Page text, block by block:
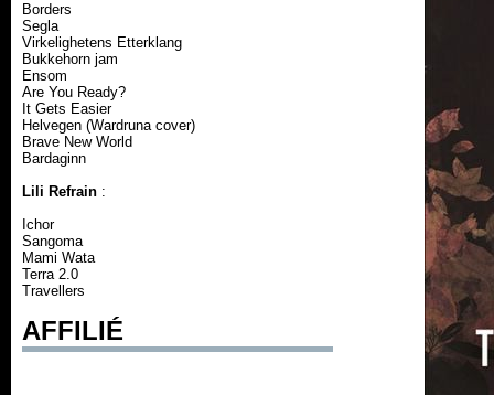
Borders
Segla
Virkelighetens Etterklang
Bukkehorn jam
Ensom
Are You Ready?
It Gets Easier
Helvegen (Wardruna cover)
Brave New World
Bardaginn
Lili Refrain :
Ichor
Sangoma
Mami Wata
Terra 2.0
Travellers
AFFILIÉ